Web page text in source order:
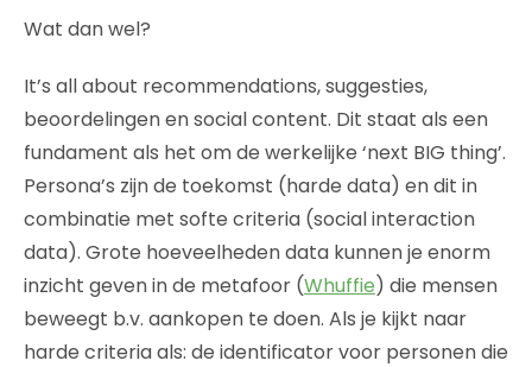
Wat dan wel?
It’s all about recommendations, suggesties,
beoordelingen en social content. Dit staat als een
fundament als het om de werkelijke ‘next BIG thing’.
Persona’s zijn de toekomst (harde data) en dit in
combinatie met softe criteria (social interaction
data). Grote hoeveelheden data kunnen je enorm
inzicht geven in de metafoor (Whuffie) die mensen
beweegt b.v. aankopen te doen. Als je kijkt naar
harde criteria als: de identificator voor personen die